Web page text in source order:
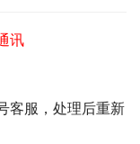
讯
客服，处理后重新